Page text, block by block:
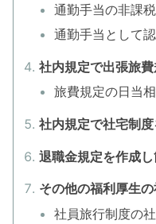
通勤手当の非課
通勤手当として
社内規定で出張旅
旅費規定の日当
社内規定で社宅制
退職金規定を作成
その他の福利厚生
社員旅行制度の